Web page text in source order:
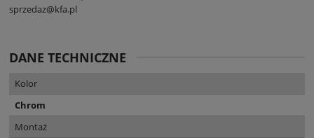
sprzedaz@kfa.pl
DANE TECHNICZNE
Kolor
Chrom
Montaż